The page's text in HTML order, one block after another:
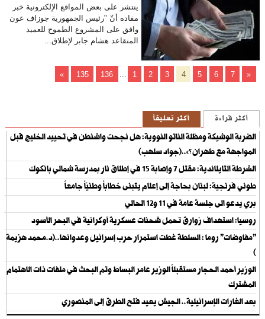
ينتشر على بعض المواقع الإلكترونية خبر
مفاده أنّ "رئيس الجمهورية جوزاف عون
وافق على المشروع الطموح للعميد
المتقاعد هشام جابر لإطلاق...
«
1 2 3 4 5 6 7
135 136
»
أكثر قراءة أكثر تعليقاً
الضربة الوشيكة ومظلة الناتو النووية: هل نجحت واشنطن في تحييد الخليج قبل
المواجهة مع طهران؟»..(جواد سلهب)
الشرطة التايلاندية: مقتل 7 وإصابة 15 في إطلاق نار بمدرسة شمالي بانكوك
طوني فرنجية: لبنان بحاجة إلى إعلام يتبنى خطاباً وطنيّاً جامعاً
بري يدعو الى جلسة عامة في 11 و12 الحالي
روسيا: استهداف زوارق تحمل شحنات عسكرية أوكرانية في البحر الأسود
"مفاوضات" روما : السلطة غطت استمرار حرب إسرائيل وعدوانها..(د.محمد هزيمة
)
الوزير أحمد الحجار مستقبلاً الوزير عامر البساط وتم البحث في ملفات ذات الاهتمام
المشترك
بعد الغارات الإسرائيلية.. الجيش يعيد فتح الطرق إلى المنصوري